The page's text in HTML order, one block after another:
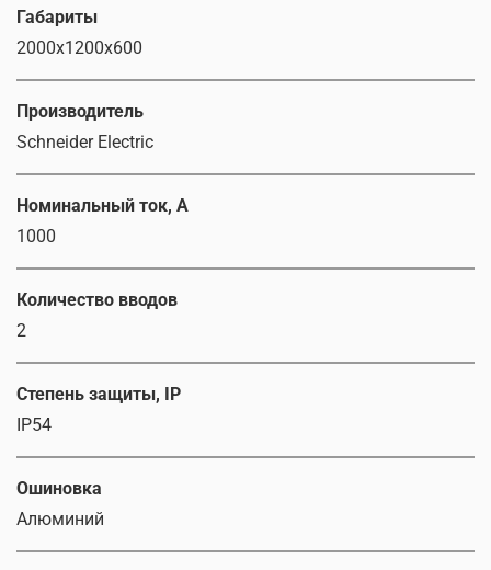
Габариты
2000х1200х600
Производитель
Schneider Electric
Номинальный ток, А
1000
Количество вводов
2
Степень защиты, IP
IP54
Ошиновка
Алюминий